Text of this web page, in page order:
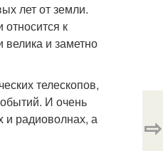
лет от земли.
к
и заметно
телескопов,
И очень
и радиоволнах, а
⇨